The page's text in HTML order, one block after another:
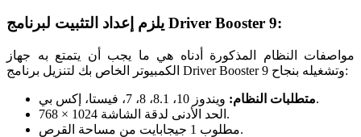
يلزم إعداد التثبيت لبرنامج Driver Booster 9:
مواصفات النظام المذكورة أدناه هي ما يجب أن يتمتع به جهاز
الكمبيوتر الخاص بك لتنزيل برنامج Driver Booster 9 وتشغيله بنجاح:
متطلبات النظام:ويندوز 10، 8.1، 8، 7، فيستا، إكس بي.
الحد الأدنى لدقة الشاشة 1024 × 768.
مطلوب 1 جيجابايت من مساحة القرص.